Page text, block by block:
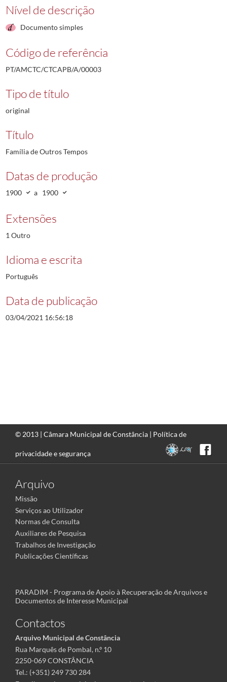
Nível de descrição
Documento simples
Código de referência
PT/AMCTC/CTCAPB/A/00003
Tipo de título
original
Título
Família de Outros Tempos
Datas de produção
1900 a 1900
Extensões
1 Outro
Idioma e escrita
Português
Data de publicação
03/04/2021 16:56:18
© 2013 | Câmara Municipal de Constância | Política de
privacidade e segurança
Arquivo
Missão
Serviços ao Utilizador
Normas de Consulta
Auxiliares de Pesquisa
Trabalhos de Investigação
Publicações Científicas
PARADIM - Programa de Apoio à Recuperação de Arquivos e
Documentos de Interesse Municipal
Contactos
Arquivo Municipal de Constância
Rua Marquês de Pombal, n.º 10
2250-069 CONSTÂNCIA
Tel.: (+351) 249 730 284